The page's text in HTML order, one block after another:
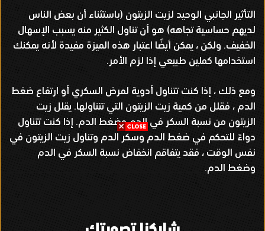
التأثير الجانبي الوحيد لزيت الزيتون (باستثناء أن بعض الناس
لديهم حساسية تجاهه) هو أن تناول الكثير منه يسبب الإسهال
الخفيف. ولكن ، يمكن أيضًا اعتبار هذه الميزة مفيدة لأنه يمكنك
استخدامها كملين طبيعي إذا لزم الأمر.
ومع ذلك ، إذا كنت تتناول أدوية لمرض السكري أو ارتفاع ضغط
الدم ، فقلل من كمية زيت الزيتون التي تتناولها. يقلل زيت
الزيتون من نسبة السكر في الدم وضغط الدم. إذا كنت تتناول
دواءً للتحكم في ضغط الدم وسكر الدم وتناول زيت الزيتون في
نفس الوقت ، فقد يتفاقم انخفاض نسبة السكر في الدم
وضغط الدم.